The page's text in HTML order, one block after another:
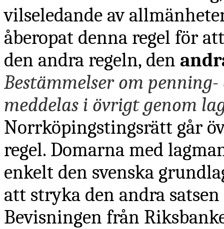
vilseledande av
åberopat denna regel för
den andra regeln, den
Bestämmelser om
meddelas i övrigt genom
Norrköpingstingsrätt går
regel. Domarna med
enkelt den svenska
att stryka den andra
Bevisningen från